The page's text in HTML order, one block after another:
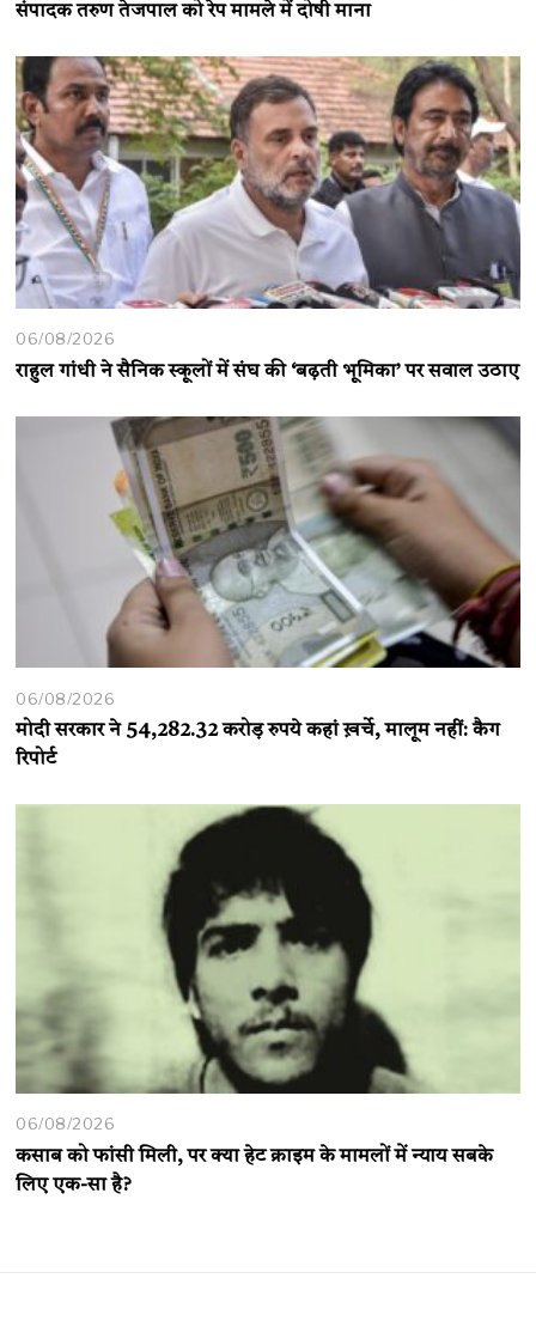
संपादक तरुण तेजपाल को रेप मामले में दोषी माना
06/08/2026
राहुल गांधी ने सैनिक स्कूलों में संघ की ‘बढ़ती भूमिका’ पर सवाल उठाए
06/08/2026
मोदी सरकार ने 54,282.32 करोड़ रुपये कहां ख़र्चे, मालूम नहीं: कैग
रिपोर्ट
06/08/2026
कसाब को फांसी मिली, पर क्या हेट क्राइम के मामलों में न्याय सबके
लिए एक-सा है?